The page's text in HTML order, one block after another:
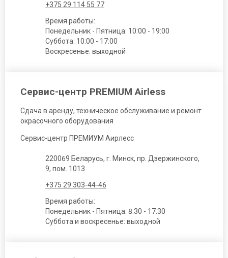
+375 29 114 55 77
Время работы:
Понедельник - Пятница: 10:00 - 19:00
Суббота: 10:00 - 17:00
Воскресенье: выходной
Сервис-центр PREMIUM Airless
Сдача в аренду, техническое обслуживание и ремонт
окрасочного оборудования
Сервис-центр ПРЕМИУМ Аирлесс
220069 Беларусь, г. Минск, пр. Дзержинского,
9, пом. 1013
+375 29 303-44-46
Время работы:
Понедельник - Пятница: 8:30 - 17:30
Суббота и воскресенье: выходной